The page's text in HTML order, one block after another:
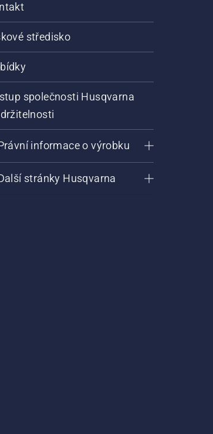
středisko
společnosti Husqvarna
informace o výrobku
stránky Husqvarna